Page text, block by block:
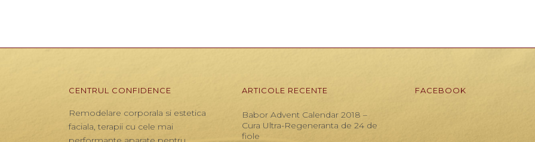
CENTRUL CONFIDENCE
Remodelare corporala si estetica
faciala, terapii cu cele mai
ARTICOLE RECENTE
Babor Advent Calendar 2018 –
Cura Ultra-Regeneranta de 24 de
fiole
FACEBOOK